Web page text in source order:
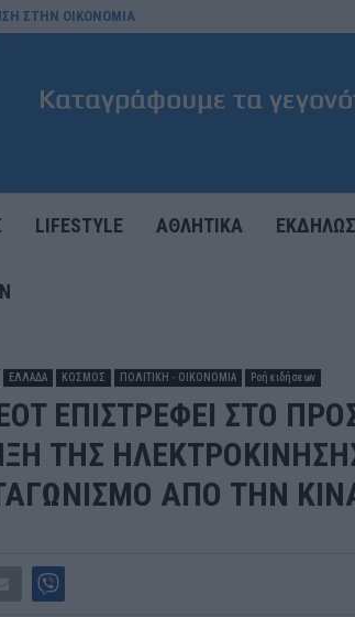
ΣΤΗΝ ΟΙΚΟΝΟΜΙΑ
LIFESTYLE ΑΘΛΗΤΙΚΑ
ΕΛΛΑΔΑ ΚΟΣΜΟΣ ΠΟΛΙΤΙΚΗ - ΟΙΚΟΝΟΜΙΑ Ροή ειδήσεων
ΕΠΙΣΤΡΕΦΕΙ ΣΤΟ
ΤΗΣ
ΑΠΟ ΤΗΝ